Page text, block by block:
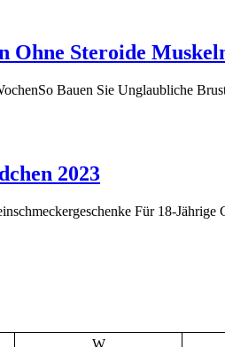
Steroide
Bauen Sie Unglaubliche
2023
Für 18-
W